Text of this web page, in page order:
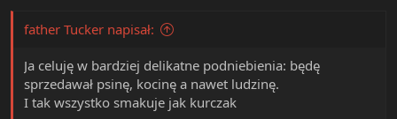
father Tucker napisał:
Ja celuję w bardziej delikatne podniebienia: będę
sprzedawał psinę, kocinę a nawet ludzinę.
I tak wszystko smakuje jak kurczak